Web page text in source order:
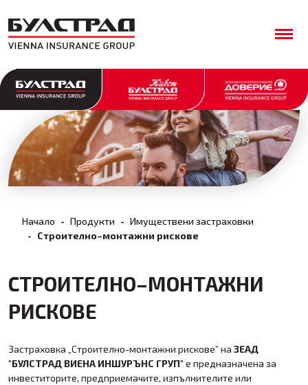
Начало Продукти
Имуществени застраховки
Строително–монтажни рискове
СТРОИТЕЛНО–МОНТАЖНИ
РИСКОВЕ
Застраховка „Строително-монтажни рискове” на ЗЕАД
"БУЛСТРАД ВИЕНА ИНШУРЪНС ГРУП" е предназначена за
инвеститорите, предприемачите, изпълнителите или